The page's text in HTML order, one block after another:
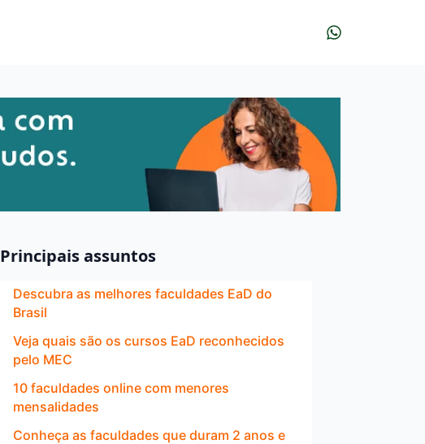
Principais assuntos
Descubra as melhores faculdades EaD do
Brasil
Veja quais são os cursos EaD reconhecidos
pelo MEC
10 faculdades online com menores
mensalidades
Conheça as faculdades que duram 2 anos e